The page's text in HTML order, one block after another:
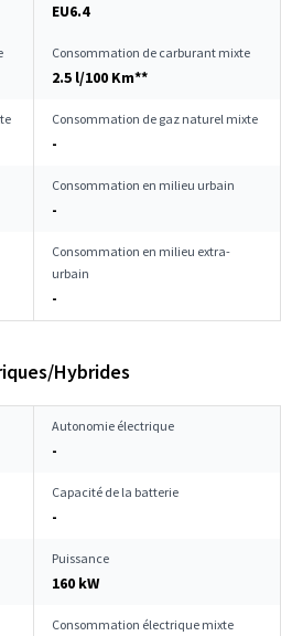
EU6.4
Consommation de carburant mixte
2.5 l/100 Km**
Consommation de gaz naturel mixte
-
Consommation en milieu urbain
-
Consommation en milieu extra-
urbain
-
Hybrides
Autonomie électrique
-
Capacité de la batterie
-
Puissance
160 kW
Consommation électrique mixte